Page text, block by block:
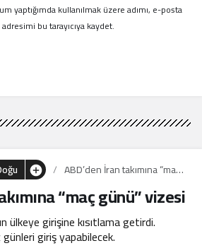
yaptığımda kullanılmak üzere adımı, e-posta
bu tarayıcıya kaydet.
ABD’den İran takımına “maç
günü” vizesi
“maç günü” vizesi
ülkeye girişine kısıtlama getirdi.
giriş yapabilecek.